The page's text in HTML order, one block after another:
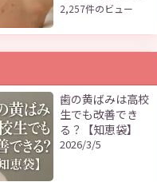
2,257件のビュー
歯の黄ばみは高校
生でも改善でき
る？【知恵袋】
2026/3/5